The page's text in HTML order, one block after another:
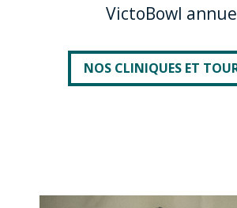
VictoBowl
NOS CLINIQUES ET